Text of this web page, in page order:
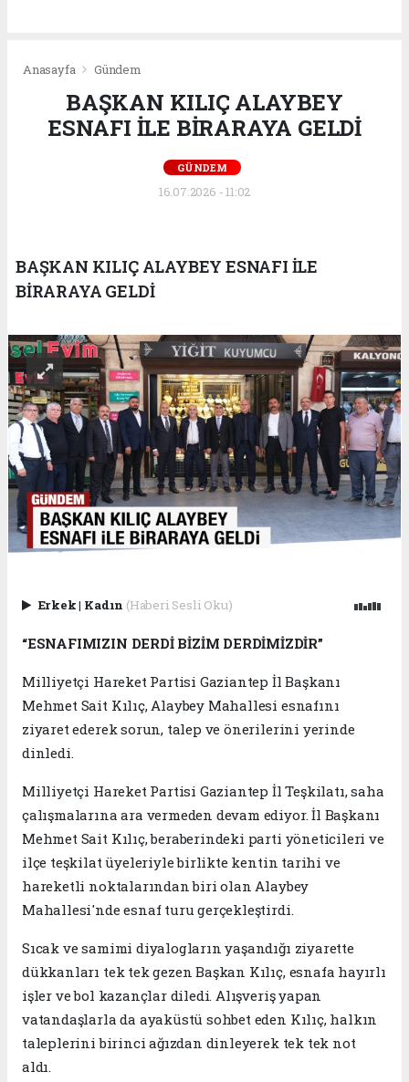
Anasayfa Gündem
BAŞKAN KILIÇ ALAYBEY
ESNAFI İLE BİRARAYA GELDİ
GÜNDEM
16.07.2026 - 11:02
BAŞKAN KILIÇ ALAYBEY ESNAFI İLE
BİRARAYA GELDİ
Erkek| Kadın (Haberi Sesli Oku)
“ESNAFIMIZIN DERDİ BİZİM DERDİMİZDİR”
Milliyetçi Hareket Partisi Gaziantep İl Başkanı
Mehmet Sait Kılıç, Alaybey Mahallesi esnafını
ziyaret ederek sorun, talep ve önerilerini yerinde
dinledi.
Milliyetçi Hareket Partisi Gaziantep İl Teşkilatı, saha
çalışmalarına ara vermeden devam ediyor. İl Başkanı
Mehmet Sait Kılıç, beraberindeki parti yöneticileri ve
ilçe teşkilat üyeleriyle birlikte kentin tarihi ve
hareketli noktalarından biri olan Alaybey
Mahallesi'nde esnaf turu gerçekleştirdi.
Sıcak ve samimi diyalogların yaşandığı ziyarette
dükkanları tek tek gezen Başkan Kılıç, esnafa hayırlı
işler ve bol kazançlar diledi. Alışveriş yapan
vatandaşlarla da ayaküstü sohbet eden Kılıç, halkın
taleplerini birinci ağızdan dinleyerek tek tek not
aldı.